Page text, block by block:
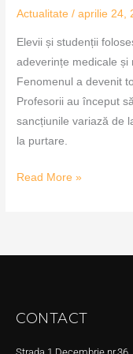
Actualitate /aprilie 24,
Elevii și studenții
adeverințe medicale și
Fenomenul a devenit
Profesorii au început
sancțiunile variază de
la purtare.
Read More »
CONTACT